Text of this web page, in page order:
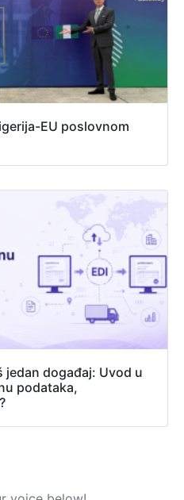
EU poslovnom
jedan događaj: Uvod u
podataka,